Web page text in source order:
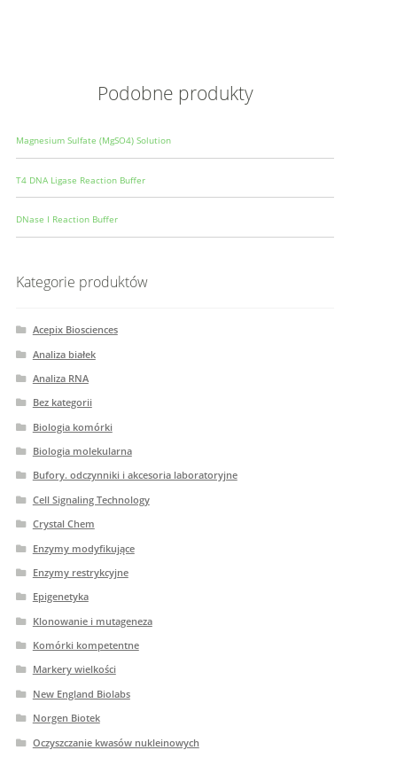
Podobne produkty
Magnesium Sulfate (MgSO4) Solution
T4 DNA Ligase Reaction Buffer
DNase I Reaction Buffer
Kategorie produktów
Acepix Biosciences
Analiza białek
Analiza RNA
Bez kategorii
Biologia komórki
Biologia molekularna
Bufory. odczynniki i akcesoria laboratoryjne
Cell Signaling Technology
Crystal Chem
Enzymy modyfikujące
Enzymy restrykcyjne
Epigenetyka
Klonowanie i mutageneza
Komórki kompetentne
Markery wielkości
New England Biolabs
Norgen Biotek
Oczyszczanie kwasów nukleinowych